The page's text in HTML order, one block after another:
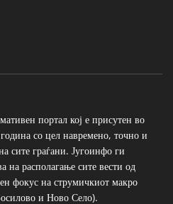
портал кој е присутен во
со цел навремено, точно и
сите граѓани. Југоинфо ги
на располагање сите вести од
фокус на струмичкиот макро
и Ново Село).